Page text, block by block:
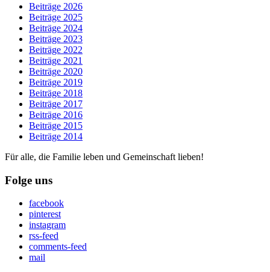
Beiträge 2026
Beiträge 2025
Beiträge 2024
Beiträge 2023
Beiträge 2022
Beiträge 2021
Beiträge 2020
Beiträge 2019
Beiträge 2018
Beiträge 2017
Beiträge 2016
Beiträge 2015
Beiträge 2014
Für alle, die Familie leben und Gemeinschaft lieben!
Folge uns
facebook
pinterest
instagram
rss-feed
comments-feed
mail